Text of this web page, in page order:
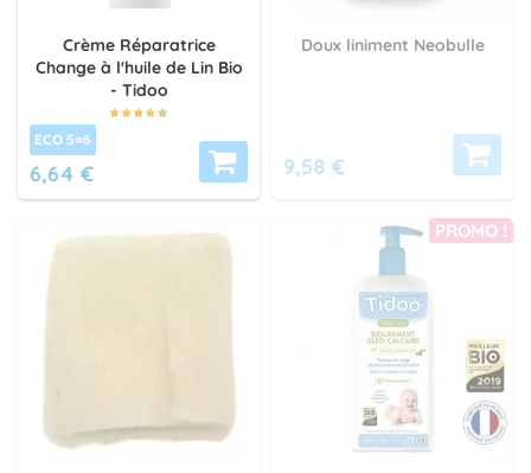
Crème Réparatrice
Change à l'huile de Lin Bio
- Tidoo
ECO 5=6
6,64 €
Doux liniment Neobulle
9,58 €
PROMO !